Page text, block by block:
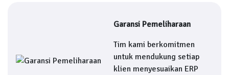
Garansi Pemeliharaan
Tim kami berkomitmen
untuk mendukung setiap
klien menyesuaikan ERP